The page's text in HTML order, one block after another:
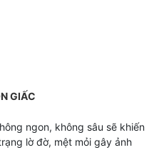
GIẤC
ngon, không sâu sẽ khiến
lờ đờ, mệt mỏi gây ảnh